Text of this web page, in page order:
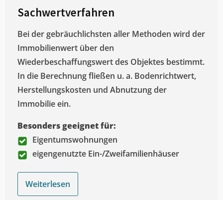
Sachwertverfahren
Bei der gebräuchlichsten aller Methoden wird der
Immobilienwert über den
Wiederbeschaffungswert des Objektes bestimmt.
In die Berechnung fließen u. a. Bodenrichtwert,
Herstellungskosten und Abnutzung der
Immobilie ein.
Besonders geeignet für:
Eigentumswohnungen
eigengenutzte Ein-/Zweifamilienhäuser
Weiterlesen